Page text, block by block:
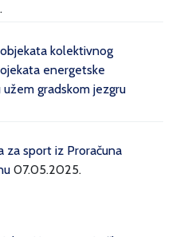
kolektivnog
energetske
gradskom jezgru
za sport iz Proračuna
07.05.2025.